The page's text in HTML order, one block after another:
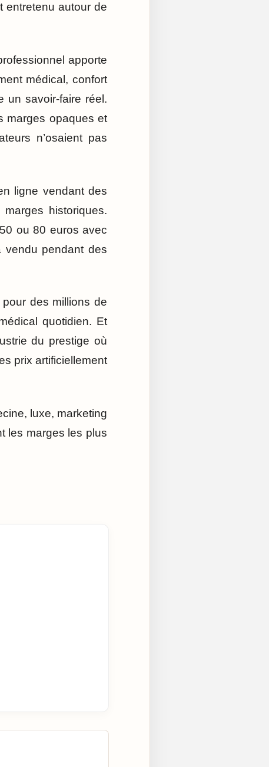
entretenu autour de
apporte
médical, confort
un savoir-faire réel.
marges opaques et
n’osaient pas
ligne vendant des
historiques.
ou 80 euros avec
vendu pendant des
des millions de
quotidien. Et
du prestige où
prix artificiellement
luxe, marketing
les marges les plus